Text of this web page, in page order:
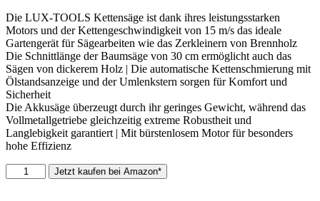
Die LUX-TOOLS Kettensäge ist dank ihres leistungsstarken
Motors und der Kettengeschwindigkeit von 15 m/s das ideale
Gartengerät für Sägearbeiten wie das Zerkleinern von Brennholz
Die Schnittlänge der Baumsäge von 30 cm ermöglicht auch das
Sägen von dickerem Holz | Die automatische Kettenschmierung mit
Ölstandsanzeige und der Umlenkstern sorgen für Komfort und
Sicherheit
Die Akkusäge überzeugt durch ihr geringes Gewicht, während das
Vollmetallgetriebe gleichzeitig extreme Robustheit und
Langlebigkeit garantiert | Mit bürstenlosem Motor für besonders
hohe Effizienz
LUX-
TOOLS
Jetzt kaufen bei Amazon*